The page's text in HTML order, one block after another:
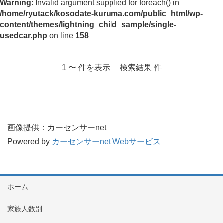
Warning: Invalid argument supplied for foreach() in
/home/ryutack/kosodate-kuruma.com/public_html/wp-
content/themes/lightning_child_sample/single-
usedcar.php on line 158
1 〜 件を表示 検索結果 件
画像提供：カーセンサーnet
Powered by カーセンサーnet Webサービス
ホーム
家族人数別